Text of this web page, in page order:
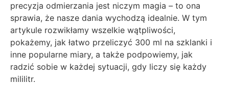
precyzja odmierzania jest niczym magia – to ona
sprawia, że nasze dania wychodzą idealnie. W tym
artykule rozwikłamy wszelkie wątpliwości,
pokażemy, jak łatwo przeliczyć 300 ml na szklanki i
inne popularne miary, a także podpowiemy, jak
radzić sobie w każdej sytuacji, gdy liczy się każdy
mililitr.